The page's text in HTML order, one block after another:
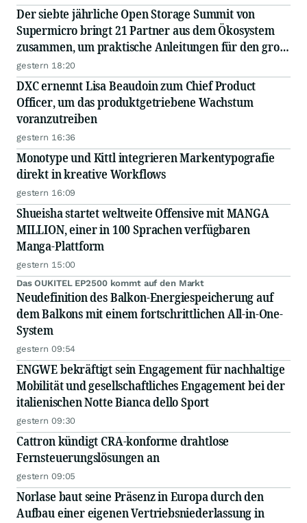
Der siebte jährliche Open Storage Summit von
Supermicro bringt 21 Partner aus dem Ökosystem
zusammen, um praktische Anleitungen für den groß
angelegten Einsatz von KI in Unternehmen
auszutauschen
gestern 18:20
DXC ernennt Lisa Beaudoin zum Chief Product
Officer, um das produktgetriebene Wachstum
voranzutreiben
gestern 16:36
Monotype und Kittl integrieren Markentypografie
direkt in kreative Workflows
gestern 16:09
Shueisha startet weltweite Offensive mit MANGA
MILLION, einer in 100 Sprachen verfügbaren
Manga-Plattform
gestern 15:00
Das OUKITEL EP2500 kommt auf den Markt
Neudefinition des Balkon-Energiespeicherung auf
dem Balkons mit einem fortschrittlichen All-in-One-
System
gestern 09:54
ENGWE bekräftigt sein Engagement für nachhaltige
Mobilität und gesellschaftliches Engagement bei der
italienischen Notte Bianca dello Sport
gestern 09:30
Cattron kündigt CRA-konforme drahtlose
Fernsteuerungslösungen an
gestern 09:05
Norlase baut seine Präsenz in Europa durch den
Aufbau einer eigenen Vertriebsniederlassung in